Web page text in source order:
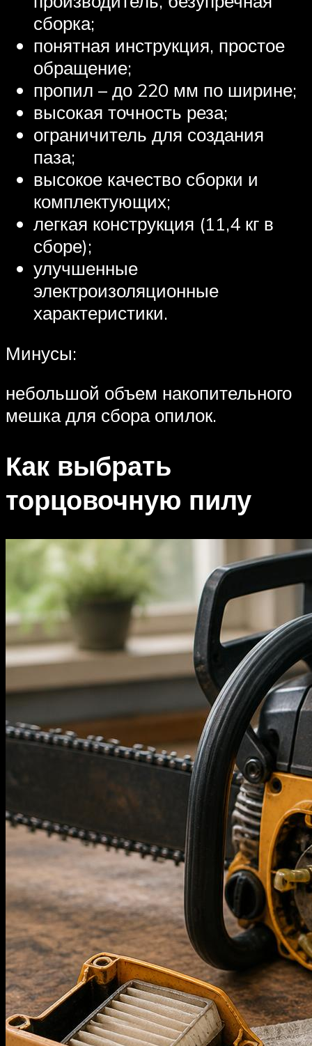
сборка;
понятная инструкция, простое
обращение;
пропил – до 220 мм по ширине;
высокая точность реза;
ограничитель для создания
паза;
высокое качество сборки и
комплектующих;
легкая конструкция (11,4 кг в
сборе);
улучшенные
электроизоляционные
характеристики.
Минусы:
небольшой объем накопительного
мешка для сбора опилок.
Как выбрать
торцовочную пилу